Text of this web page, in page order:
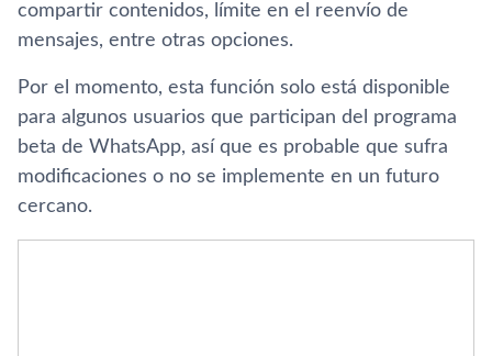
compartir contenidos, límite en el reenvío de
mensajes, entre otras opciones.
Por el momento, esta función solo está disponible
para algunos usuarios que participan del programa
beta de WhatsApp, así que es probable que sufra
modificaciones o no se implemente en un futuro
cercano.